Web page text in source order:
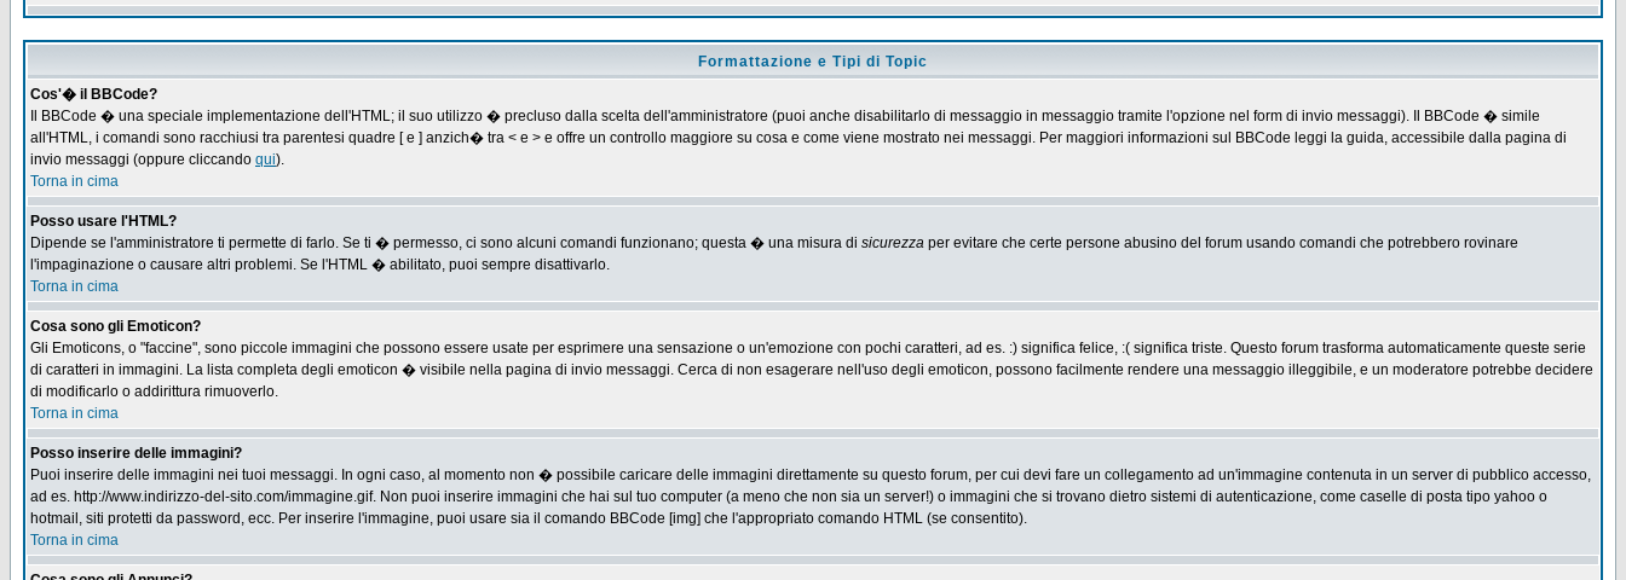
Formattazione e Tipi di Topic
Cos'� il BBCode?
Il BBCode � una speciale implementazione dell'HTML; il suo utilizzo � precluso dalla scelta dell'amministratore (puoi anche disabilitarlo di messaggio in messaggio tramite l'opzione nel form di invio messaggi). Il BBCode � simile
all'HTML, i comandi sono racchiusi tra parentesi quadre [ e ] anzich� tra < e > e offre un controllo maggiore su cosa e come viene mostrato nei messaggi. Per maggiori informazioni sul BBCode leggi la guida, accessibile dalla pagina di
invio messaggi (oppure cliccando qui).
Torna in cima
Posso usare l'HTML?
Dipende se l'amministratore ti permette di farlo. Se ti � permesso, ci sono alcuni comandi funzionano; questa � una misura di sicurezza per evitare che certe persone abusino del forum usando comandi che potrebbero rovinare
l'impaginazione o causare altri problemi. Se l'HTML � abilitato, puoi sempre disattivarlo.
Torna in cima
Cosa sono gli Emoticon?
Gli Emoticons, o "faccine", sono piccole immagini che possono essere usate per esprimere una sensazione o un'emozione con pochi caratteri, ad es. :) significa felice, :( significa triste. Questo forum trasforma automaticamente queste serie
di caratteri in immagini. La lista completa degli emoticon � visibile nella pagina di invio messaggi. Cerca di non esagerare nell'uso degli emoticon, possono facilmente rendere una messaggio illeggibile, e un moderatore potrebbe decidere
di modificarlo o addirittura rimuoverlo.
Torna in cima
Posso inserire delle immagini?
Puoi inserire delle immagini nei tuoi messaggi. In ogni caso, al momento non � possibile caricare delle immagini direttamente su questo forum, per cui devi fare un collegamento ad un'immagine contenuta in un server di pubblico accesso,
ad es. http://www.indirizzo-del-sito.com/immagine.gif. Non puoi inserire immagini che hai sul tuo computer (a meno che non sia un server!) o immagini che si trovano dietro sistemi di autenticazione, come caselle di posta tipo yahoo o
hotmail, siti protetti da password, ecc. Per inserire l'immagine, puoi usare sia il comando BBCode [img] che l'appropriato comando HTML (se consentito).
Torna in cima